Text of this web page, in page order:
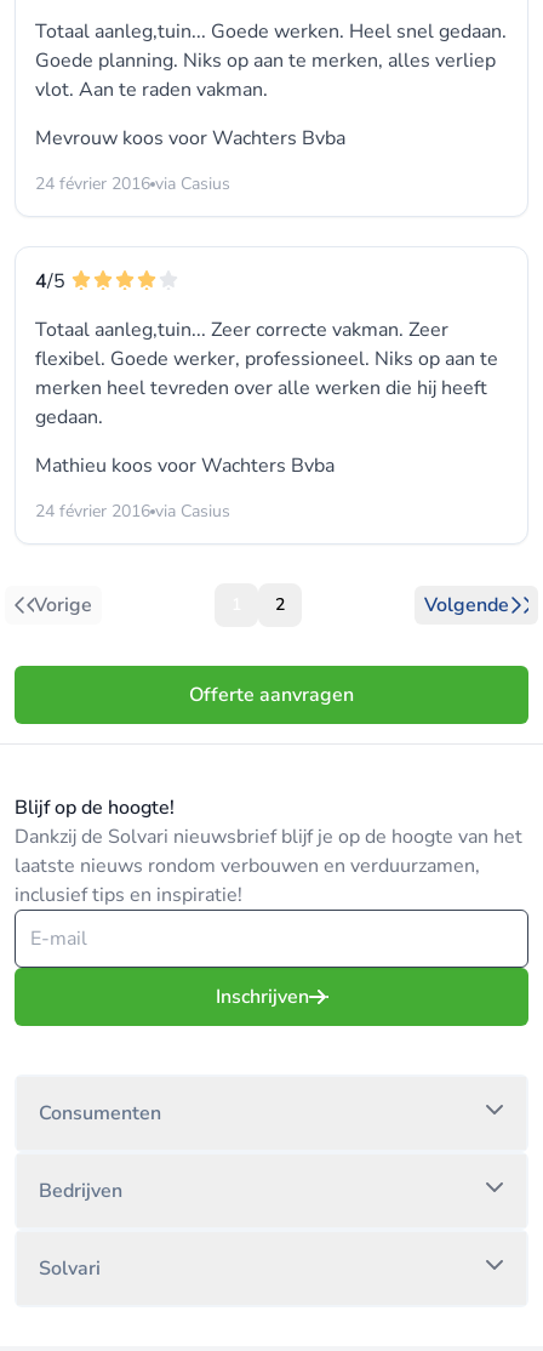
Totaal aanleg,tuin... Goede werken. Heel snel gedaan.
Goede planning. Niks op aan te merken, alles verliep
vlot. Aan te raden vakman.
Mevrouw koos voorWachters Bvba
24 février 2016 via Casius
4/5
Totaal aanleg,tuin... Zeer correcte vakman. Zeer
flexibel. Goede werker, professioneel. Niks op aan te
merken heel tevreden over alle werken die hij heeft
gedaan.
Mathieu koos voorWachters Bvba
24 février 2016 via Casius
Vorige 2 Volgende
Offerte aanvragen
Blijf op de hoogte!
Dankzij de Solvari nieuwsbrief blijf je op de hoogte van het
laatste nieuws rondom verbouwen en verduurzamen,
inclusief tips en inspiratie!
Inschrijven
Consumenten
Bedrijven
Solvari